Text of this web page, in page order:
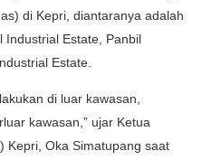
di Kepri, diantaranya adalah
Industrial Estate, Panbil
Estate.
di luar kawasan,
kawasan,” ujar Ketua
Kepri, Oka Simatupang saat